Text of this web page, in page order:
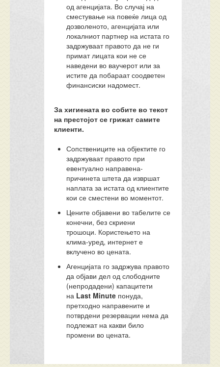
од агенцијата. Во случај на
сместување на повеќе лица од
дозволеното, агенцијата или
локалниот партнер на истата го
задржуваат правото да не ги
примат лицата кои не се
наведени во ваучерот или за
истите да побараат соодветен
финансиски надомест.
За хигиената во собите во текот
на престојот се грижат самите
клиенти.
Сопствениците на објектите го
задржуваат правото при
евентуално направена-
причинета штета да извршат
наплата за истата од клиентите
кои се сместени во моментот.
Цените објавени во табелите се
конечни, без скриени
трошоци. Користењето на
клима-уред, интернете
вклучено во цената.
Агенцијата го задржува правото
да објави дел од слободните
(непродадени) капацитети
на Last Minute понуда,
претходно направените и
потврдени резервации нема да
подлежат на какви било
промени во цената.